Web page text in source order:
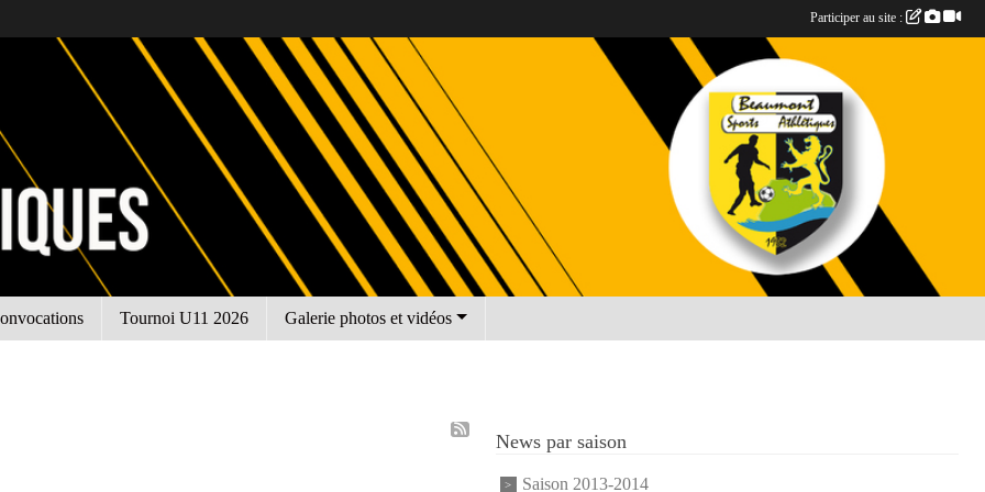
Tournoi U11 2026 Galerie photos et vidéos
News par saison
Saison 2013-2014
Participer au site :